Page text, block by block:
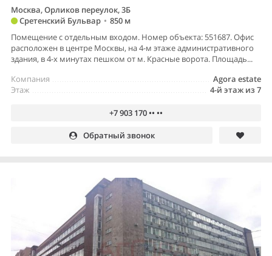
Москва, Орликов переулок, 3Б
Сретенский Бульвар • 850 м
Помещение с отдельным входом. Номер объекта: 551687. Офис
расположен в центре Москвы, на 4-м этаже административного
здания, в 4-х минутах пешком от м. Красные ворота. Площадь...
Agora estate
Компания
4-й этаж из 7
Этаж
+7 903 170 •• ••
Обратный звонок